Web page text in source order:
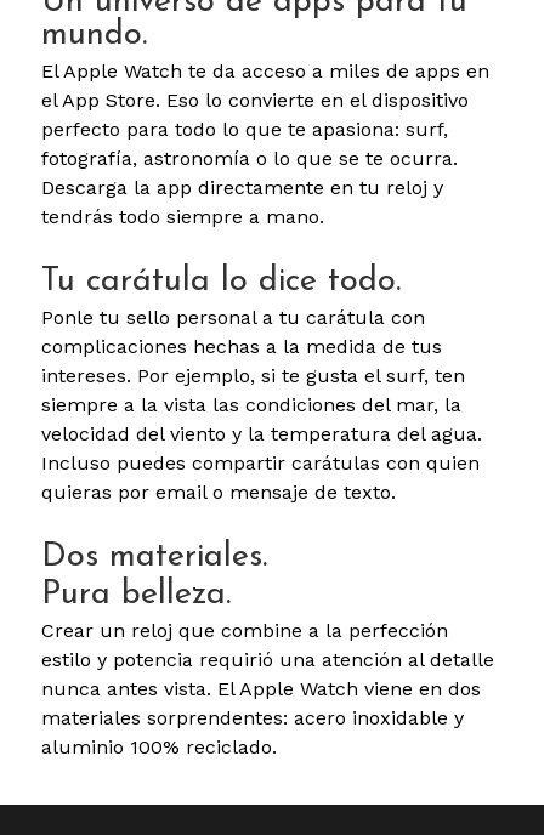
mundo.
El Apple Watch te da acceso a miles de apps en
el App Store. Eso lo convierte en el dispositivo
perfecto para todo lo que te apasiona: surf,
fotografía, astronomía o lo que se te ocurra.
Descarga la app directamente en tu reloj y
tendrás todo siempre a mano.
Tu carátula lo dice todo.
Ponle tu sello personal a tu carátula con
complicaciones hechas a la medida de tus
intereses. Por ejemplo, si te gusta el surf, ten
siempre a la vista las condiciones del mar, la
velocidad del viento y la temperatura del agua.
Incluso puedes compartir carátulas con quien
quieras por email o mensaje de texto.
Dos materiales.
Pura belleza.
Crear un reloj que combine a la perfección
estilo y potencia requirió una atención al detalle
nunca antes vista. El Apple Watch viene en dos
materiales sorprendentes: acero inoxidable y
aluminio 100% reciclado.